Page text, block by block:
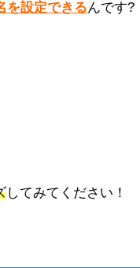
を設定できる んです?
してみてください！